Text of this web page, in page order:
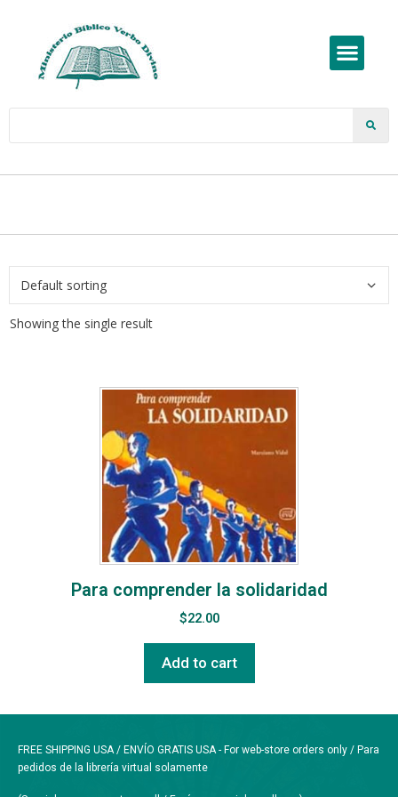
Showing the single result
Para comprender la solidaridad
$22.00
Add to cart
FREE SHIPPING USA / ENVÍO GRATIS USA - For web-store orders only / Para
pedidos de la librería virtual solamente